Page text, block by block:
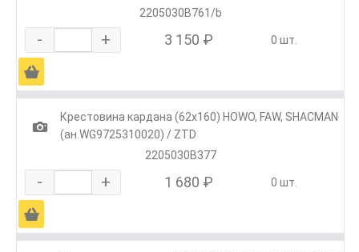
2205030B761/b
- + 3 150 ₽ 0 шт.
Ä
1
Крестовина кардана (62х160) HOWO, FAW, SHACMAN
(ан.WG9725310020) / ZTD
2205030B377
- + 1 680 ₽ 0 шт.
Ä